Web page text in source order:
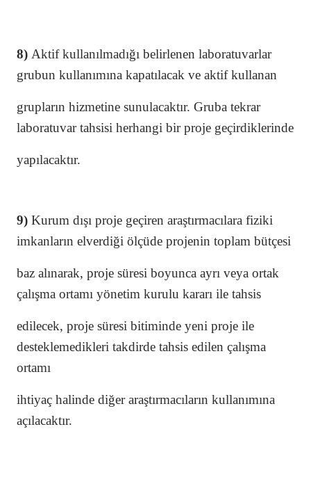
8) Aktif kullanılmadığı belirlenen laboratuvarlar
grubun kullanımına kapatılacak ve aktif kullanan
grupların hizmetine sunulacaktır. Gruba tekrar
laboratuvar tahsisi herhangi bir proje geçirdiklerinde
yapılacaktır.
9) Kurum dışı proje geçiren araştırmacılara fiziki
imkanların elverdiği ölçüde projenin toplam bütçesi
baz alınarak, proje süresi boyunca ayrı veya ortak
çalışma ortamı yönetim kurulu kararı ile tahsis
edilecek, proje süresi bitiminde yeni proje ile
desteklemedikleri takdirde tahsis edilen çalışma
ortamı
ihtiyaç halinde diğer araştırmacıların kullanımına
açılacaktır.